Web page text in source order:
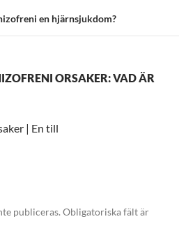
en hjärnsjukdom?
ORSAKER: VAD ÄR
| En till
publiceras. Obligatoriska fält är